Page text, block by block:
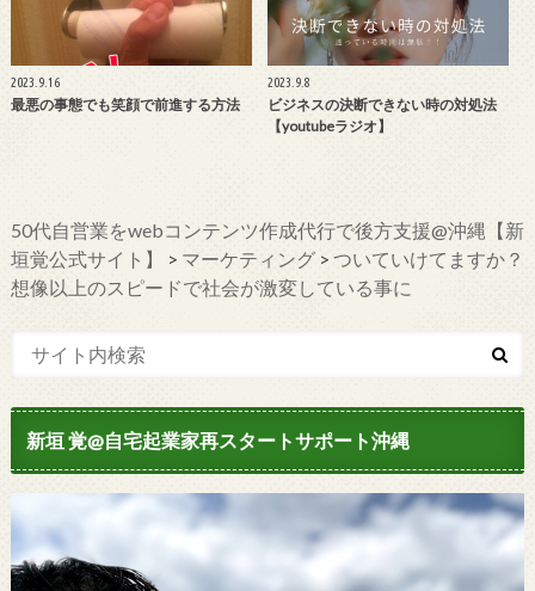
2023.9.16
最悪の事態でも笑顔で前進する方法
2023.9.8
ビジネスの決断できない時の対処法
【youtubeラジオ】
50代自営業をwebコンテンツ作成代行で後方支援@沖縄【新
垣覚公式サイト】
> マーケティング> ついていけてますか？
想像以上のスピードで社会が激変している事に
新垣 覚@自宅起業家再スタートサポート沖縄